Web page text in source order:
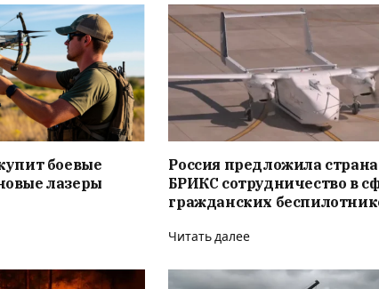
боевые
лазеры
Россия предложила
БРИКС сотрудничество в
гражданских
Читать далее